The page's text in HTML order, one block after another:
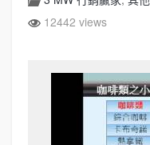
12442 views